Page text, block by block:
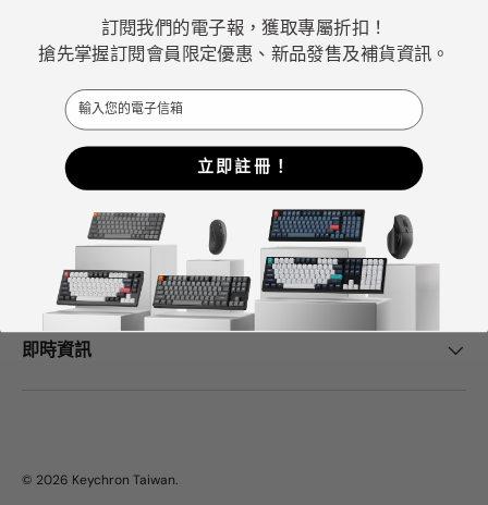
佳機械式鍵盤選擇。
FacebookYouTubeInstagram
Keychron中心
幫助與支持
即時資訊
© 2026 Keychron Taiwan.
訂閱我們的電子報，獲取專屬折扣！
搶先掌握訂閱會員限定優惠、新品發售及補貨資訊。
Email
立即註冊！